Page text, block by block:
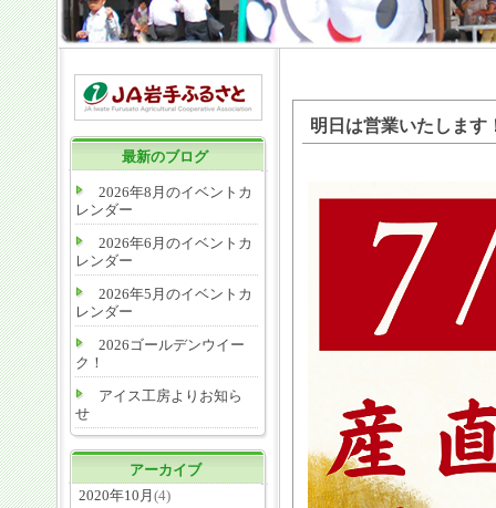
最新のブログ
2026年8月のイベントカ
レンダー
2026年6月のイベントカ
レンダー
2026年5月のイベントカ
レンダー
2026ゴールデンウイー
ク！
アイス工房よりお知ら
せ
アーカイブ
2020年10月 (4)
明日は営業いたします